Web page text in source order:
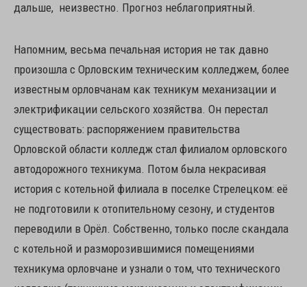
дальше, неизвестно. Прогноз неблагоприятный.
Напомним, весьма печальная история не так давно
произошла с Орловским техническим колледжем, более
известным орловчанам как техникум механизации и
электрификации сельского хозяйства. Он перестал
существовать: распоряжением правительства
Орловской области колледж стал филиалом орловского
автодорожного техникума. Потом была некрасивая
история с котельной филиала в поселке Стрелецком: её
не подготовили к отопительному сезону, и студентов
переводили в Орёл. Собственно, только после скандала
с котельной и разморозившимися помещениями
техникума орловчане и узнали о том, что технического